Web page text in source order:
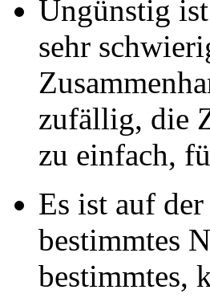
Ungünstig
sehr
zufällig, die
zu einfach,
Es ist auf
bestimmtes
bestimmtes,